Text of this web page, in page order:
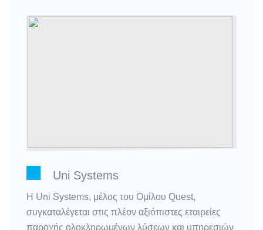
Uni Systems
Η Uni Systems, μέλος του Ομίλου Quest,
συγκαταλέγεται στις πλέον αξιόπιστες εταιρείες
παροχής ολοκληρωμένων λύσεων και υπηρεσιών